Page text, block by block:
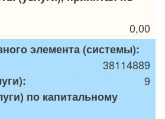
0,00
элемента (системы):
38114889
9
по капитальному